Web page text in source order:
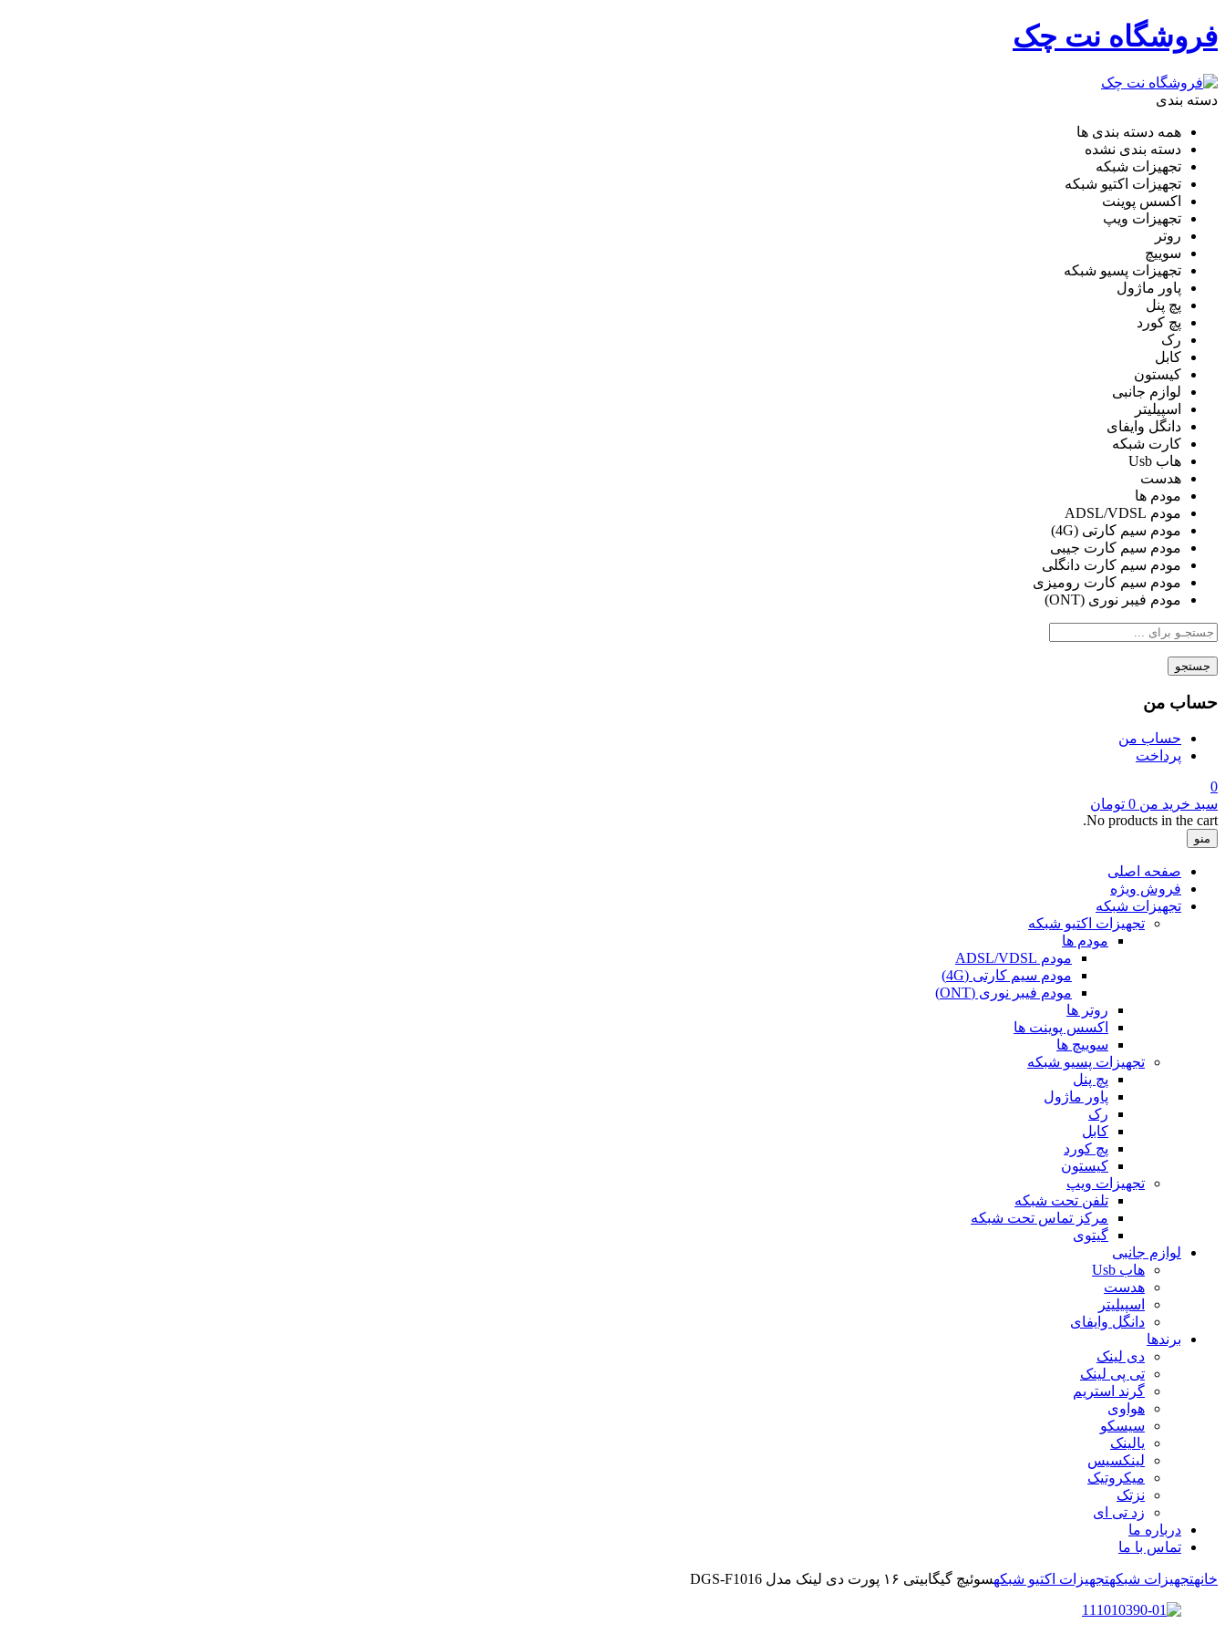
فروشگاه نت چک
دسته بندی
همه دسته بندی ها
دسته بندی نشده
تجهیزات شبکه
تجهیزات اکتیو شبکه
اکسس پوینت
تجهیزات ویپ
روتر
سوییچ
تجهیزات پسیو شبکه
پاور ماژول
پچ پنل
پچ کورد
رک
کابل
کیستون
لوازم جانبی
اسپیلیتر
دانگل وایفای
کارت شبکه
هاب Usb
هدست
مودم ها
مودم ADSL/VDSL
مودم سیم کارتی (4G)
مودم سیم کارت جیبی
مودم سیم کارت دانگلی
مودم سیم کارت رومیزی
مودم فیبر نوری (ONT)
جستجو
حساب من
حساب من
پرداخت
0
سبد خرید من 0 تومان
No products in the cart.
منو
صفحه اصلی
فروش ویژه
تجهیزات شبکه
تجهیزات اکتیو شبکه
مودم ها
مودم ADSL/VDSL
مودم سیم کارتی (4G)
مودم فیبر نوری (ONT)
روتر ها
اکسس پوینت ها
سوییچ ها
تجهیزات پسیو شبکه
پچ پنل
پاور ماژول
رک
کابل
پچ کورد
کیستون
تجهیزات ویپ
تلفن تحت شبکه
مرکز تماس تحت شبکه
گیتوی
لوازم جانبی
هاب Usb
هدست
اسپیلیتر
دانگل وایفای
برندها
دی لینک
تی پی لینک
گرند استریم
هواوی
سیسکو
یالینک
لینکسیس
میکروتیک
نزتک
زد تی ای
درباره ما
تماس با ما
خانهتجهیزات شبکهتجهیزات اکتیو شبکهسوئیچ گیگابیتی ۱۶ پورت دی لینک مدل DGS-F1016